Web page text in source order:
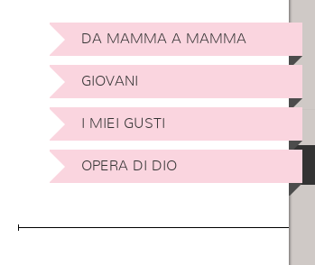
DA MAMMA A MAMMA
GIOVANI
I MIEI GUSTI
OPERA DI DIO